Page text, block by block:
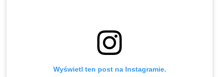
Wyświetl ten post na Instagramie.